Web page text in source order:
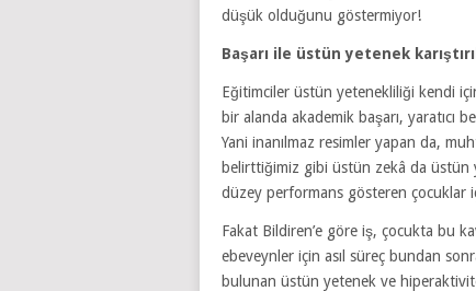
düşük olduğunu göstermiyor!
Başarı ile üstün yetenek
Eğitimciler üstün yetenekliliği kendi
bir alanda akademik başarı, yaratıcı
Yani inanılmaz resimler yapan da,
belirttiğimiz gibi üstün zekâ da üstün
düzey performans gösteren çocuklar
Fakat Bildiren’e göre iş, çocukta bu
ebeveynler için asıl süreç bundan
bulunan üstün yetenek ve